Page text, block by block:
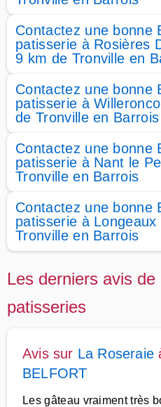
Contactez une bonne
patisserie à Rosières
9 km de Tronville en
Contactez une bonne
patisserie à
de Tronville en Barrois
Contactez une bonne
patisserie à Nant le
Tronville en Barrois
Contactez une bonne
patisserie à
Tronville en Barrois
Les derniers avis de
patisseries
Avis sur La Roseraie
BELFORT
Les gâteau vraiment très